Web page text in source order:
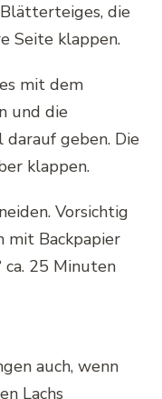
die
Seite klappen.
mit dem
und die
darauf geben. Die
klappen.
Vorsichtig
mit Backpapier
25 Minuten
auch, wenn
Lachs